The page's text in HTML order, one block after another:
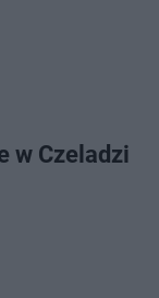
w Czeladzi